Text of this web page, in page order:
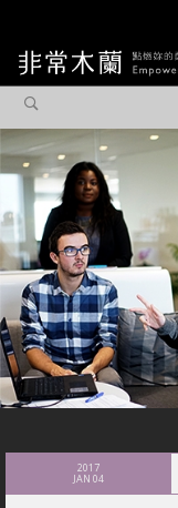
2017
JAN 04